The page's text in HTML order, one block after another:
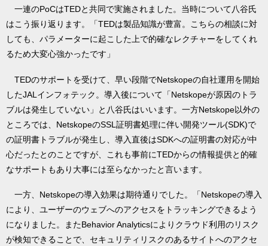
一連のPoCはTEDと共同で実施されました。当時について八谷氏
はこう振り返ります。「TEDは製品知識が豊富。こちらの相談に対
しても、パラメーターに起こした上で的確なレクチャーをしてくれ
るため大変心強かったです」
TEDのサポートを受けて、早い段階でNetskopeの自社運用を開始
したJALインフォテック。導入後について「Netskopeが原因のトラ
ブルは発生していない」と八谷氏はいいます。一方Netskope以外の
ところでは、NetskopeのSSL証明書処理に伴い開発ツール(SDK)で
の証明書トラブルが発生し、導入直後はSDKへの証明書の対応が中
心だったとのことですが、これも事前にTEDからの情報提供と的確
なサポートもあり大事には至らなかったと言います。
一方、Netskopeの導入効果は期待通りでした。「Netskopeの導入
により、ユーザーのウェブへのアクセスをトラッキングできるよう
になりました。またBehavior Analyticsによりクラウド利用のリスク
が検知できることで、セキュリティリスクのあるサイトへのアクセ